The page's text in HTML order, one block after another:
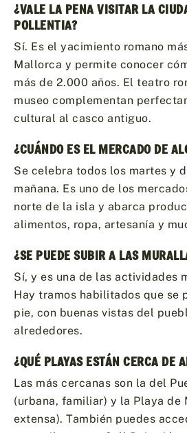
¿VALE LA PENA VISITAR LA
POLLENTIA?
Sí. Es el yacimiento romano
Mallorca y permite conocer
más de 2.000 años. El teatro
museo complementan
cultural al casco antiguo.
¿CUÁNDO ES EL MERCADO DE
Se celebra todos los martes y
mañana. Es uno de los
norte de la isla y abarca
alimentos, ropa, artesanía y
¿SE PUEDE SUBIR A LAS
Sí, y es una de las actividades
Hay tramos habilitados que se
pie, con buenas vistas del
alrededores.
¿QUÉ PLAYAS ESTÁN CERCA DE
Las más cercanas son la del
(urbana, familiar) y la Playa de
extensa). También puedes